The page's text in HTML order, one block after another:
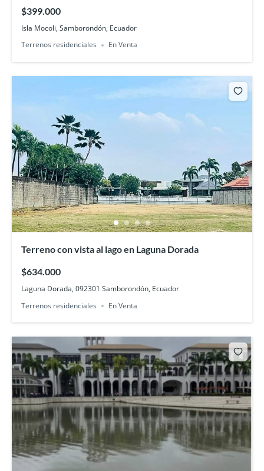
$399.000
Isla Mocoli, Samborondón, Ecuador
Terrenos residenciales
En Venta
Terreno con vista al lago en Laguna Dorada
$634.000
Laguna Dorada, 092301 Samborondón, Ecuador
Terrenos residenciales
En Venta